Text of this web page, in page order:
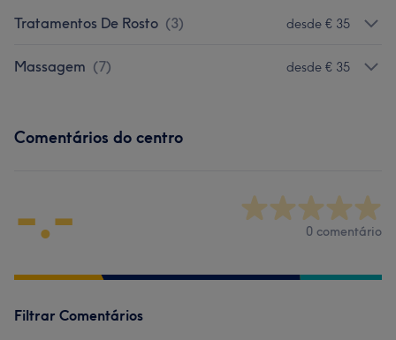
Tratamentos De Rosto (3) desde € 35
Massagem (7) desde € 35
Comentários do centro
-.- 0 comentário
Filtrar Comentários